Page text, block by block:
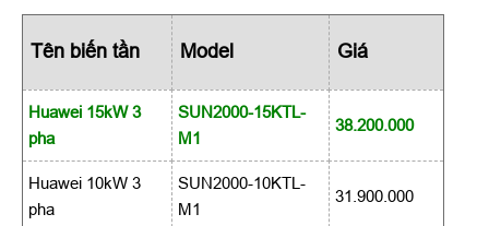
Tên biến tần Model Giá
Huawei 15kW 3
pha
SUN2000-15KTL-
M1
38.200.000
Huawei 10kW 3
pha
SUN2000-10KTL-
M1
31.900.000